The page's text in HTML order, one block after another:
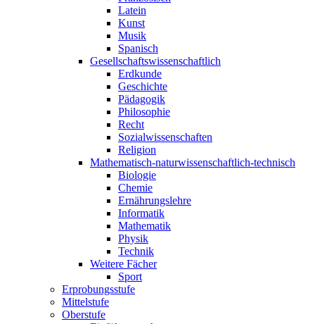
Latein
Kunst
Musik
Spanisch
Gesellschaftswissenschaftlich
Erdkunde
Geschichte
Pädagogik
Philosophie
Recht
Sozialwissenschaften
Religion
Mathematisch-naturwissenschaftlich-technisch
Biologie
Chemie
Ernährungslehre
Informatik
Mathematik
Physik
Technik
Weitere Fächer
Sport
Erprobungsstufe
Mittelstufe
Oberstufe